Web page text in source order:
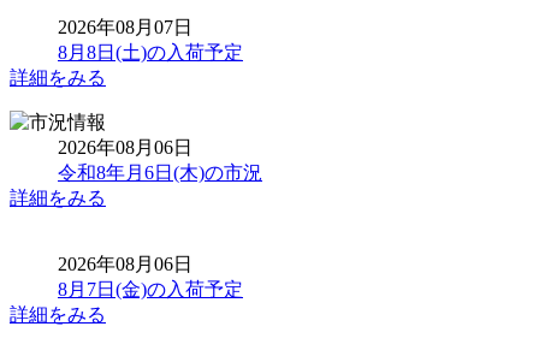
2026年08月07日
8月8日(土)の入荷予定
詳細をみる
2026年08月06日
令和8年月6日(木)の市況
詳細をみる
2026年08月06日
8月7日(金)の入荷予定
詳細をみる